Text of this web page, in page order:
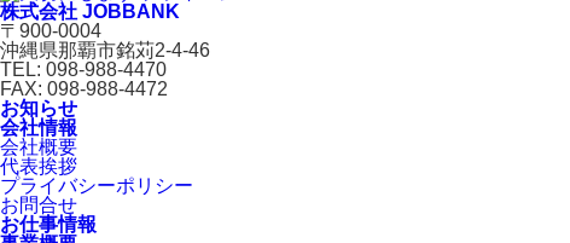
株式会社 JOBBANK
〒900-0004
沖縄県那覇市銘苅2-4-46
TEL: 098-988-4470
FAX: 098-988-4472
お知らせ
会社情報
会社概要
代表挨拶
プライバシーポリシー
お問合せ
お仕事情報